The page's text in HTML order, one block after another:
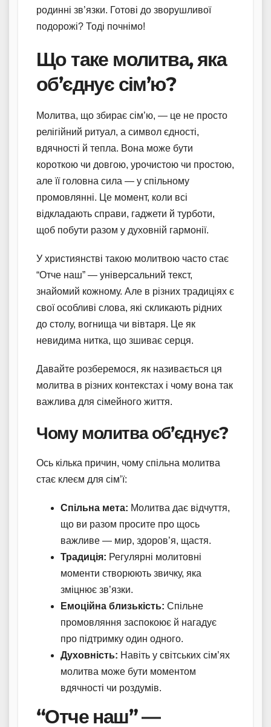
родинні зв’язки. Готові до зворушливої
подорожі? Тоді почнімо!
Що таке молитва, яка
об’єднує сім’ю?
Молитва, що збирає сім’ю, — це не просто
релігійний ритуал, а символ єдності,
вдячності й тепла. Вона може бути
короткою чи довгою, урочистою чи простою,
але її головна сила — у спільному
промовлянні. Це момент, коли всі
відкладають справи, гаджети й турботи,
щоб побути разом у духовній гармонії.
У християнстві такою молитвою часто стає
“Отче наш” — універсальний текст,
знайомий кожному. Але в різних традиціях є
свої особливі слова, які скликають рідних
до столу, вогнища чи вівтаря. Це як
невидима нитка, що зшиває серця.
Давайте розберемося, як називається ця
молитва в різних контекстах і чому вона так
важлива для сімейного життя.
Чому молитва об’єднує?
Ось кілька причин, чому спільна молитва
стає клеєм для сім’ї:
Спільна мета: Молитва дає відчуття,
що ви разом просите про щось
важливе — мир, здоров’я, щастя.
Традиція: Регулярні молитовні
моменти створюють звичку, яка
зміцнює зв’язки.
Емоційна близькість: Спільне
промовляння заспокоює й нагадує
про підтримку один одного.
Духовність: Навіть у світських сім’ях
молитва може бути моментом
вдячності чи роздумів.
“Отче наш” —